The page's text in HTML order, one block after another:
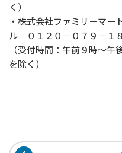
く）
・株式会社ファミリーマ
ル ０１２０－０７９－１
（受付時間：午前９時～
を除く）